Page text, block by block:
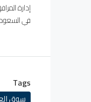
إدارة
في
Tags
سوق